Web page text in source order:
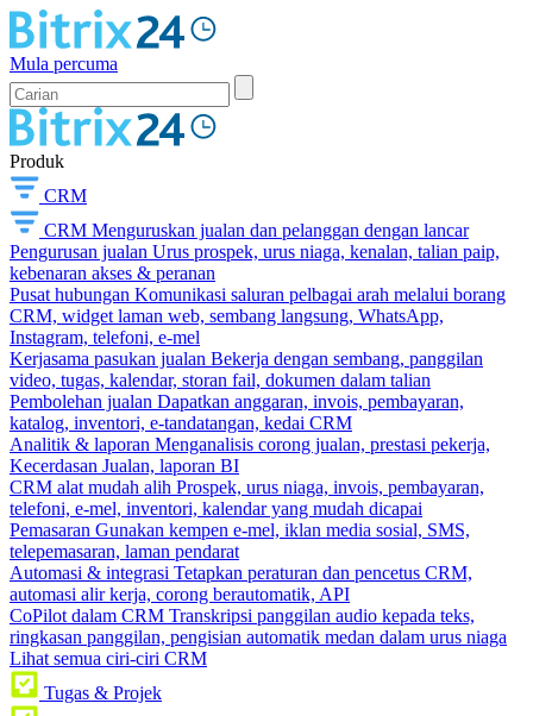
Mula percuma
Produk
CRM
CRM Menguruskan jualan dan pelanggan dengan lancar
Pengurusan jualan Urus prospek, urus niaga, kenalan, talian paip,
kebenaran akses & peranan
Pusat hubungan Komunikasi saluran pelbagai arah melalui borang
CRM, widget laman web, sembang langsung, WhatsApp,
Instagram, telefoni, e-mel
Kerjasama pasukan jualan Bekerja dengan sembang, panggilan
video, tugas, kalendar, storan fail, dokumen dalam talian
Pembolehan jualan Dapatkan anggaran, invois, pembayaran,
katalog, inventori, e-tandatangan, kedai CRM
Analitik & laporan Menganalisis corong jualan, prestasi pekerja,
Kecerdasan Jualan, laporan BI
CRM alat mudah alih Prospek, urus niaga, invois, pembayaran,
telefoni, e-mel, inventori, kalendar yang mudah dicapai
Pemasaran Gunakan kempen e-mel, iklan media sosial, SMS,
telepemasaran, laman pendarat
Automasi & integrasi Tetapkan peraturan dan pencetus CRM,
automasi alir kerja, corong berautomatik, API
CoPilot dalam CRM Transkripsi panggilan audio kepada teks,
ringkasan panggilan, pengisian automatik medan dalam urus niaga
Lihat semua ciri-ciri CRM
Tugas & Projek